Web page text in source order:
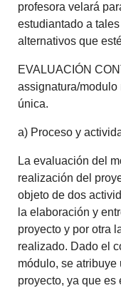
profesora velará
estudiantado a
alternativos que
EVALUACIÓN
assignatura/
única.
a) Proceso y
La evaluación del
realización del
objeto de dos
la elaboración y
proyecto y por otra
realizado. Dado el
módulo, se atribuye
proyecto, ya que es